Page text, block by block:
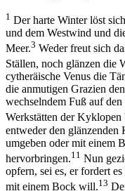
1 Der harte Winter löst
und dem Westwind und
Meer.3 Weder freut sich
Ställen, noch glänzen die
cytheräische Venus die
die anmutigen Grazien
wechselndem Fuß auf
Werkstätten der Kyklopen
entweder den
umgeben oder mit einem
hervorbringen.11 Nun
opfern, sei es, er fordert
mit einem Bock will.13